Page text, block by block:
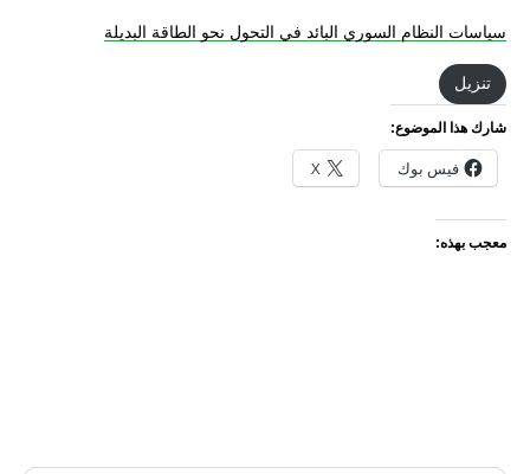
سياسات النظام السوري البائد في التحول نحو الطاقة البديلة
تنزيل
شارك هذا الموضوع:
فيس بوك X
معجب بهذه: